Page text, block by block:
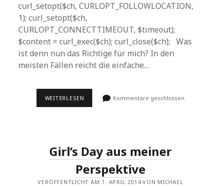
curl_setopt($ch, CURLOPT_FOLLOWLOCATION,
1); curl_setopt($ch,
CURLOPT_CONNECTTIMEOUT, $timeout);
$content = curl_exec($ch); curl_close($ch); Was
ist denn nun das Richtige für mich? In den
meisten Fällen reicht die einfache…
WEITERLESEN Kommentare geschlossen
Girl’s Day aus meiner
Perspektive
VERÖFFENTLICHT AM 1. APRIL 2014 VON MICHAEL